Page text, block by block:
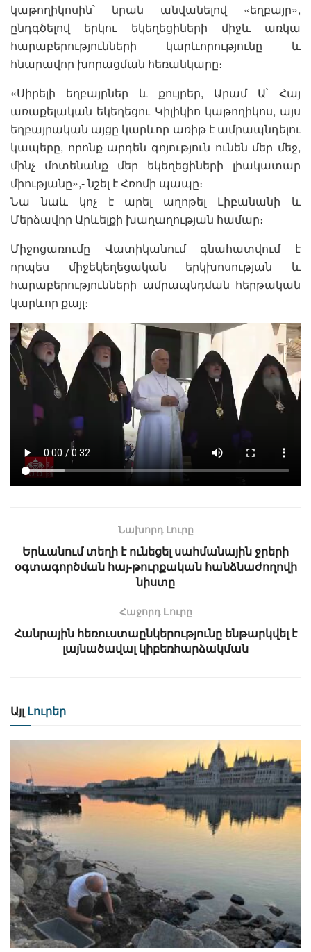
կաթողիկոսին՝ նրան անվանելով «եղբայր»,
ընդգծելով երկու եկեղեցիների միջև առկա
հարաբերությունների կարևորությունը և
հնարավոր խորացման հեռանկարը։
«Սիրելի եղբայրներ և քույրեր, Արամ Ա՝ Հայ
առաքելական եկեղեցու Կիլիկիո կաթողիկոս, այս
եղբայրական այցը կարևոր առիթ է ամրապնդելու
կապերը, որոնք արդեն գոյություն ունեն մեր մեջ,
մինչ մոտենանք մեր եկեղեցիների լիակատար
միությանը»,- նշել է Հռոմի պապը։
Նա նաև կոչ է արել աղոթել Լիբանանի և
Մերձավոր Արևելքի խաղաղության համար։
Միջոցառումը Վատիկանում գնահատվում է
որպես միջեկեղեցական երկխոսության և
հարաբերությունների ամրապնդման հերթական
կարևոր քայլ։
Նախորդ Լուրը
Երևանում տեղի է ունեցել սահմանային ջրերի
օգտագործման հայ-թուրքական հանձնաժողովի
նիստը
Հաջորդ Lուրը
Հանրային հեռուստաընկերությունը ենթարկվել է
լայնածավալ կիբեռհարձակման
Այլ Լուրեր